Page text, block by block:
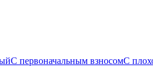
С первоначальным взносомС